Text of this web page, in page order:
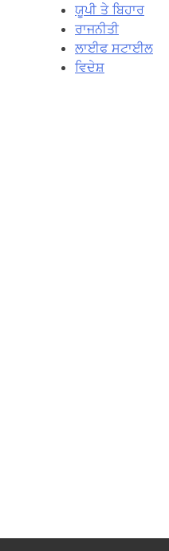
ਯੂਪੀ ਤੇ ਬਿਹਾਰ
ਰਾਜਨੀਤੀ
ਲਾਈਫ ਸਟਾਈਲ
ਵਿਦੇਸ਼